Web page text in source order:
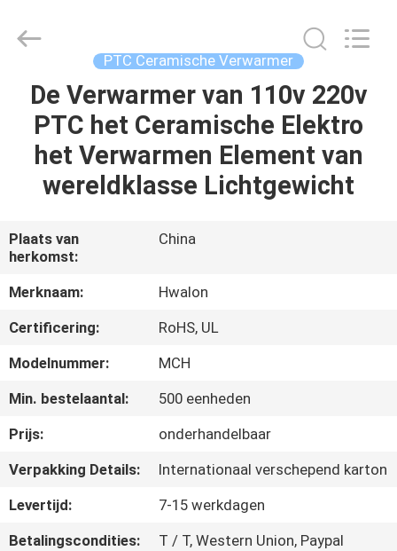
THUIS
PRODUCTEN
ONS
FABRIEKSTOCHT
KWALITEITSCONTROLE
NEEM
CONTACT
MET
ONS
OP
Reserved.
PTC Ceramische Verwarmer
De Verwarmer van 110v 220v
PTC het Ceramische Elektro
het Verwarmen Element van
wereldklasse Lichtgewicht
Plaats van
herkomst:
China
Merknaam:
Hwalon
Certificering:
RoHS, UL
Modelnummer:
MCH
Min. bestelaantal:
500 eenheden
Prijs:
onderhandelbaar
Verpakking Details:
Internationaal verschepend karton
Levertijd:
7-15 werkdagen
Betalingscondities:
T / T, Western Union, Paypal